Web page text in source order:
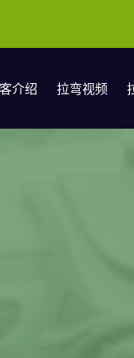
介绍 拉弯视频